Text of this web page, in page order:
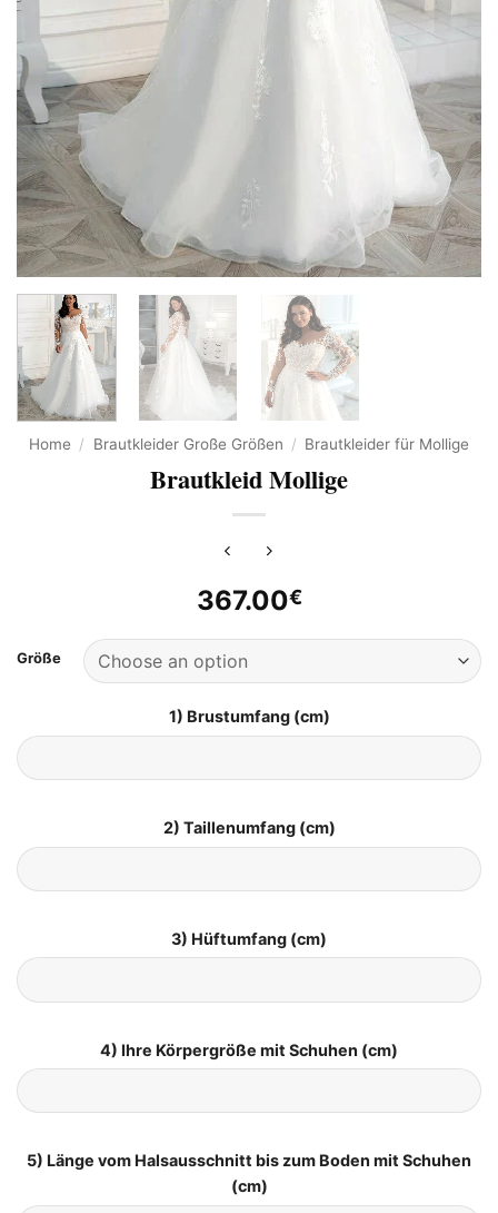
Home / Brautkleider Große Größen / Brautkleider für Mollige
Brautkleid Mollige
367.00€
Größe
1) Brustumfang (cm)
2) Taillenumfang (cm)
3) Hüftumfang (cm)
4) Ihre Körpergröße mit Schuhen (cm)
5) Länge vom Halsausschnitt bis zum Boden mit Schuhen
(cm)